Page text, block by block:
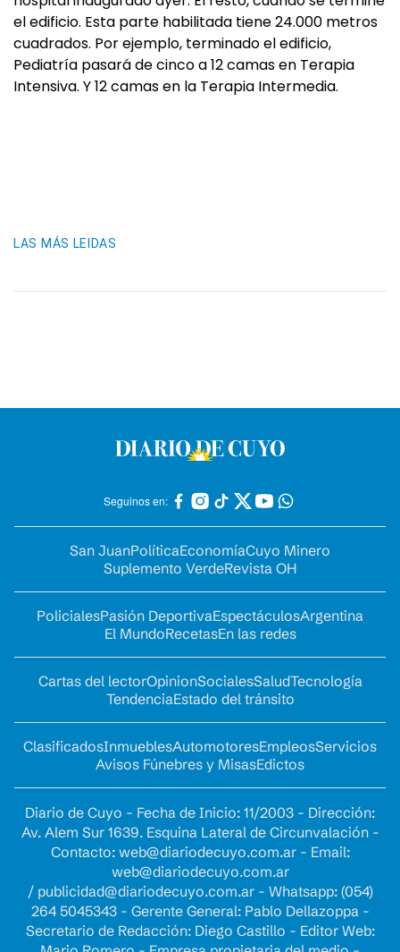
el edificio. Esta parte habilitada tiene 24.000 metros
cuadrados. Por ejemplo, terminado el edificio,
Pediatría pasará de cinco a 12 camas en Terapia
Intensiva. Y 12 camas en la Terapia Intermedia.
LAS MÁS LEIDAS
Seguinos en:
San JuanPolíticaEconomíaCuyo Minero
Suplemento VerdeRevista OH
PolicialesPasión DeportivaEspectáculosArgentina
El MundoRecetasEn las redes
Cartas del lectorOpinionSocialesSaludTecnología
TendenciaEstado del tránsito
ClasificadosInmueblesAutomotoresEmpleosServicios
Avisos Fúnebres y MisasEdictos
Diario de Cuyo - Fecha de Inicio: 11/2003 - Dirección:
Av. Alem Sur 1639. Esquina Lateral de Circunvalación -
Contacto: web@diariodecuyo.com.ar- Email:
web@diariodecuyo.com.ar
/ publicidad@diariodecuyo.com.ar- Whatsapp: (054)
264 5045343 - Gerente General: Pablo Dellazoppa -
Secretario de Redacción: Diego Castillo - Editor Web: